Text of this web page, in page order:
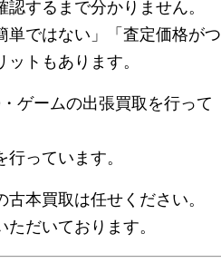
するまで分かりません。
単ではない」「査定価格がつ
トもあります。
ゲームの出張買取を行って
っています。
本買取は任せください。
だいております。